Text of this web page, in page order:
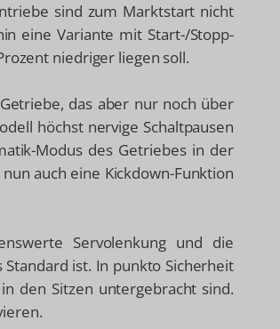
sind zum Marktstart nicht
eine Variante mit Start-/Stopp-
niedriger liegen soll.
das aber nur noch über
höchst nervige Schaltpausen
Modus des Getriebes in der
auch eine Kickdown-Funktion
Servolenkung und die
ist. In punkto Sicherheit
den Sitzen untergebracht sind.